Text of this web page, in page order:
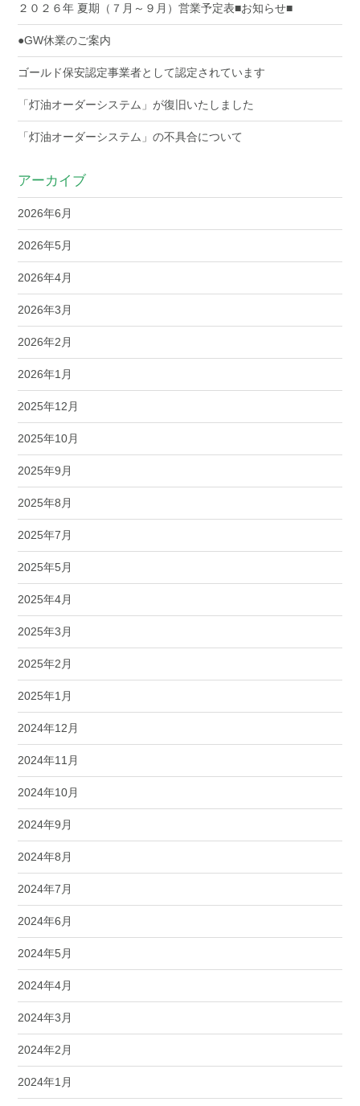
２０２６年 夏期（７月～９月）営業予定表■お知らせ■
●GW休業のご案内
ゴールド保安認定事業者として認定されています
「灯油オーダーシステム」が復旧いたしました
「灯油オーダーシステム」の不具合について
アーカイブ
2026年6月
2026年5月
2026年4月
2026年3月
2026年2月
2026年1月
2025年12月
2025年10月
2025年9月
2025年8月
2025年7月
2025年5月
2025年4月
2025年3月
2025年2月
2025年1月
2024年12月
2024年11月
2024年10月
2024年9月
2024年8月
2024年7月
2024年6月
2024年5月
2024年4月
2024年3月
2024年2月
2024年1月